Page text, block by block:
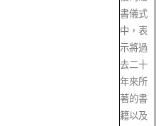
書儀式
中，表
示將過
去二十
年來所
著的書
籍以及